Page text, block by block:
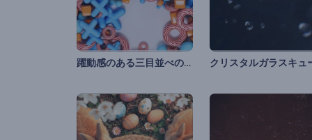
躍動感のある三目並べのイントロ動画